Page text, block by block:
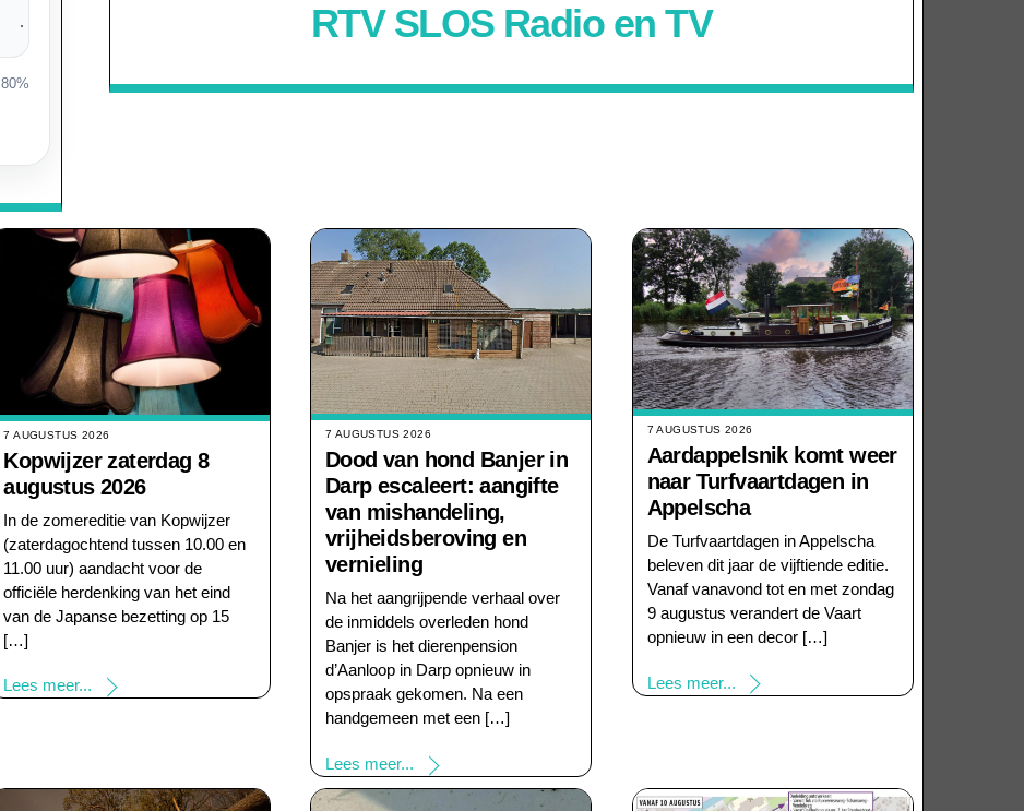
80%
RTV SLOS Radio en TV
7 AUGUSTUS 2026
Kopwijzer zaterdag 8
augustus 2026
In de zomereditie van Kopwijzer
(zaterdagochtend tussen 10.00 en
11.00 uur) aandacht voor de
officiële herdenking van het eind
van de Japanse bezetting op 15
[…]
Lees meer...
7 AUGUSTUS 2026
Dood van hond Banjer in
Darp escaleert: aangifte
van mishandeling,
vrijheidsberoving en
vernieling
Na het aangrijpende verhaal over
de inmiddels overleden hond
Banjer is het dierenpension
d’Aanloop in Darp opnieuw in
opspraak gekomen. Na een
handgemeen met een […]
Lees meer...
7 AUGUSTUS 2026
Aardappelsnik komt weer
naar Turfvaartdagen in
Appelscha
De Turfvaartdagen in Appelscha
beleven dit jaar de vijftiende editie.
Vanaf vanavond tot en met zondag
9 augustus verandert de Vaart
opnieuw in een decor […]
Lees meer...